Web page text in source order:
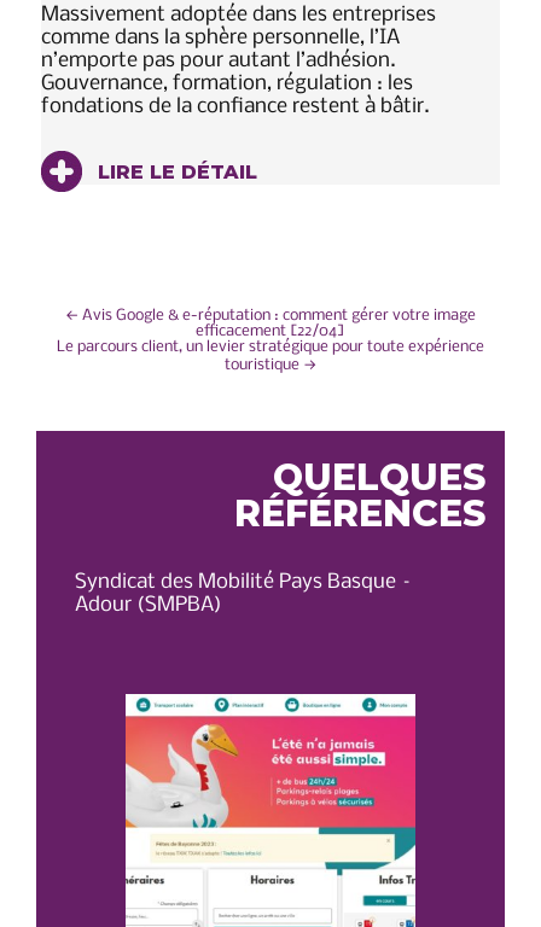
Massivement adoptée dans les entreprises
comme dans la sphère personnelle, l’IA
n’emporte pas pour autant l’adhésion.
Gouvernance, formation, régulation : les
fondations de la confiance restent à bâtir.
LIRE LE DÉTAIL
NAVIGATION
← Avis Google & e-réputation : comment gérer votre image
efficacement [22/04]
Le parcours client, un levier stratégique pour toute expérience
touristique →
QUELQUES
RÉFÉRENCES
Syndicat des Mobilité Pays Basque –
Adour (SMPBA)